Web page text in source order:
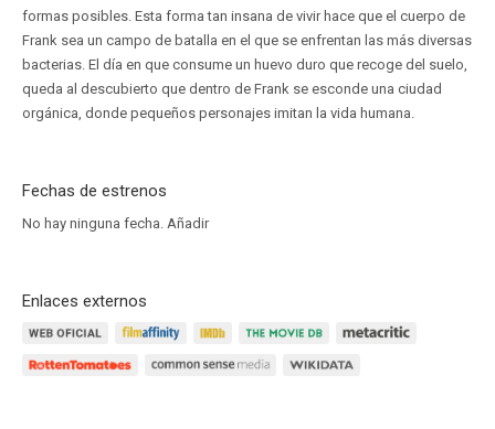
formas posibles. Esta forma tan insana de vivir hace que el cuerpo de
Frank sea un campo de batalla en el que se enfrentan las más diversas
bacterias. El día en que consume un huevo duro que recoge del suelo,
queda al descubierto que dentro de Frank se esconde una ciudad
orgánica, donde pequeños personajes imitan la vida humana.
Fechas de estrenos
No hay ninguna fecha. Añadir
Enlaces externos